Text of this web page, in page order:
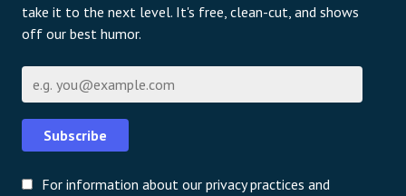
take it to the next level. It's free, clean-cut, and shows
off our best humor.
Subscribe
For information about our privacy practices and